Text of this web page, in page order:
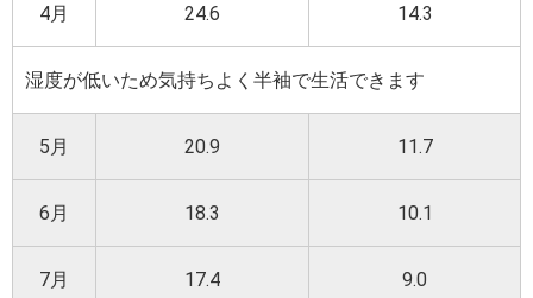
4月 24.6 14.3
湿度が低いため気持ちよく半袖で生活できます
5月 20.9 11.7
6月 18.3 10.1
7月 17.4 9.0